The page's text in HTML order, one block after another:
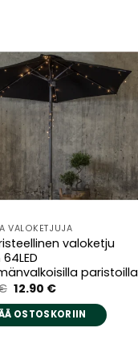
​​VALOKETJUJA
valoketju
paristoilla
Alkuperäinen
oli:
24.90 €.
12.90 €Nykyinen
on:
12.90 €.
OSTOSKORIIN